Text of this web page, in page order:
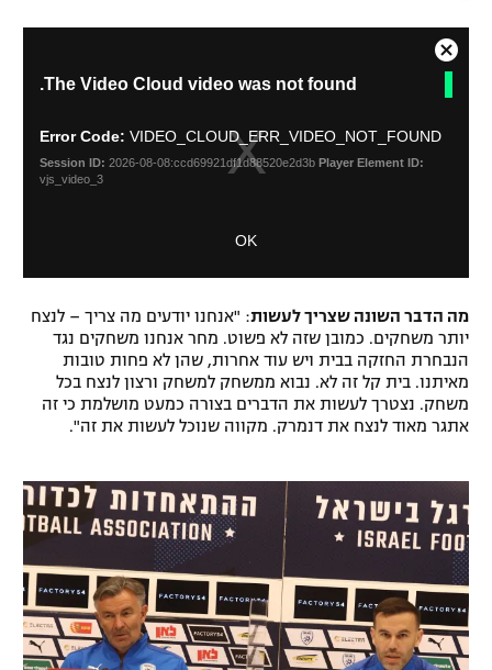
l
w
i
n
d
o
The Video Cloud video was not found.
Error Code: VIDEO_CLOUD_ERR_VIDEO_NOT_FOUND
Session ID: 2026-08-08:ccd69921df1d88520e2d3b Player Element ID:
vjs_video_3
OK
C
s
a
l
o
g
מה הדבר השונה שצריך לעשות: "אנחנו יודעים מה צריך – לנצח
יותר משחקים. כמובן שזה לא פשוט. מחר אנחנו משחקים נגד
הנבחרת החזקה בבית ויש עוד אחרות, שהן לא פחות טובות
מאיתנו. בית קל זה לא. נבוא ממשחק למשחק ורצון לנצח בכל
משחק. נצטרך לעשות את הדברים בצורה כמעט מושלמת כי זה
אתגר מאוד לנצח את דנמרק. מקווה שנוכל לעשות את זה".